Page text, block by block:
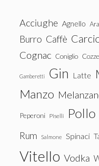
Acciughe Agnello
Burro Caffè
Cognac Coniglio Cozze
Gamberetti Gin Latte
Manzo
Peperoni Piselli Pollo
Rum Salmone Spinaci
Vitello Vodka